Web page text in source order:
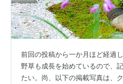
前回の投稿から一か月ほど経過
野草も成長を始めているので、
たい。尚、以下の掲載写真は、